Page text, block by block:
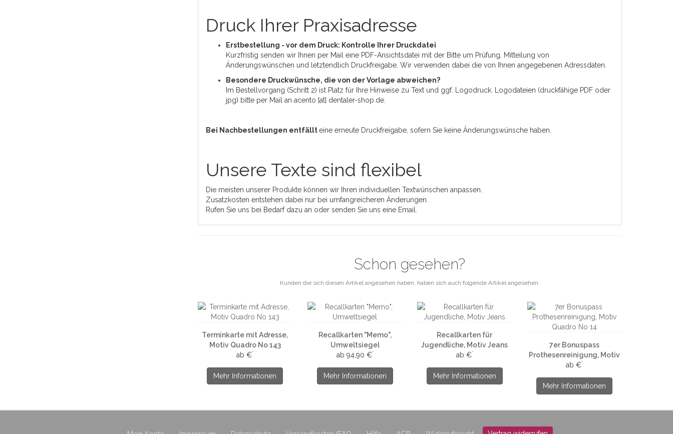
Druck Ihrer Praxisadresse
Erstbestellung - vor dem Druck: Kontrolle Ihrer Druckdatei
Kurzfristig senden wir Ihnen per Mail eine PDF-Ansichtsdatei mit der Bitte um Prüfung, Mitteilung von
Änderungswünschen und letztendlich Druckfreigabe. Wir verwenden dabei die von Ihnen angegebenen Adressdaten.
Besondere Druckwünsche, die von der Vorlage abweichen?
Im Bestellvorgang (Schritt 2) ist Platz für Ihre Hinweise zu Text und ggf. Logodruck. Logodateien (druckfähige PDF oder
jpg) bitte per Mail an acento [at] dentaler-shop.de.
Bei Nachbestellungen entfällteine erneute Druckfreigabe, sofern Sie keine Änderungswünsche haben.
Unsere Texte sind flexibel
Die meisten unserer Produkte können wir Ihren individuellen Textwünschen anpassen.
Zusatzkosten entstehen dabei nur bei umfangreicheren Änderungen.
Rufen Sie uns bei Bedarf dazu an oder senden Sie uns eine Email.
Schon gesehen?
Kunden die sich diesen Artikel angesehen haben, haben sich auch folgende Artikel angesehen.
Terminkarte mit Adresse,
Motiv Quadro No 143
ab €*
Mehr Informationen
Recallkarten "Memo",
Umweltsiegel
ab 94,90 €*
Mehr Informationen
Recallkarten für
Jugendliche, Motiv Jeans
ab €*
Mehr Informationen
7er Bonuspass
Prothesenreinigung, Motiv
Quadro No 14
ab €*
Mehr Informationen